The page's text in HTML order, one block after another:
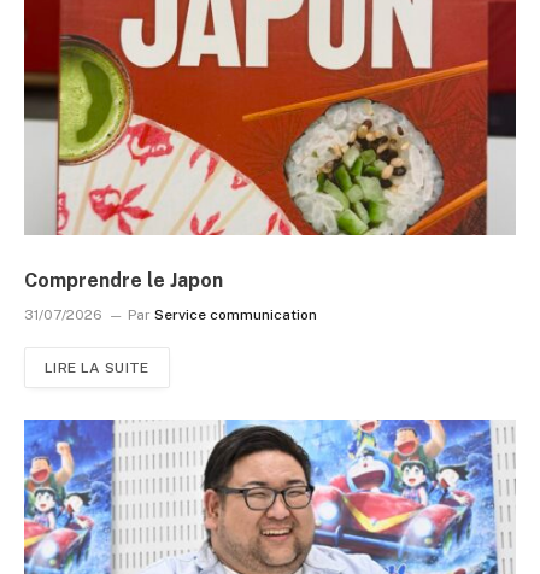
Comprendre le Japon
31/07/2026 Par Service communication
LIRE LA SUITE